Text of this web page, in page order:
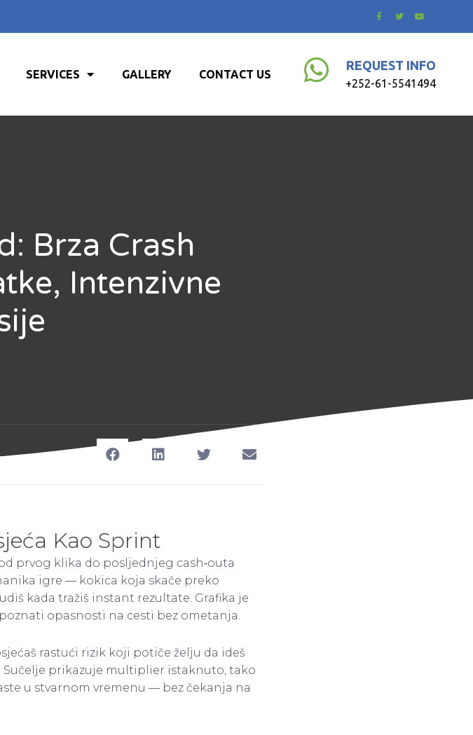
SERVICES GALLERY CONTACT US
REQUEST INFO
+252-61-5541494
Brza Crash
Intenzivne
Kao Sprint
prvog klika do posljednjeg cash‑outa
igre — kokica koja skače preko
kada tražiš instant rezultate. Grafika je
opasnosti na cesti bez ometanja.
rastući rizik koji potiče želju da ideš
Sučelje prikazuje multiplier istaknuto, tako
u stvarnom vremenu — bez čekanja na